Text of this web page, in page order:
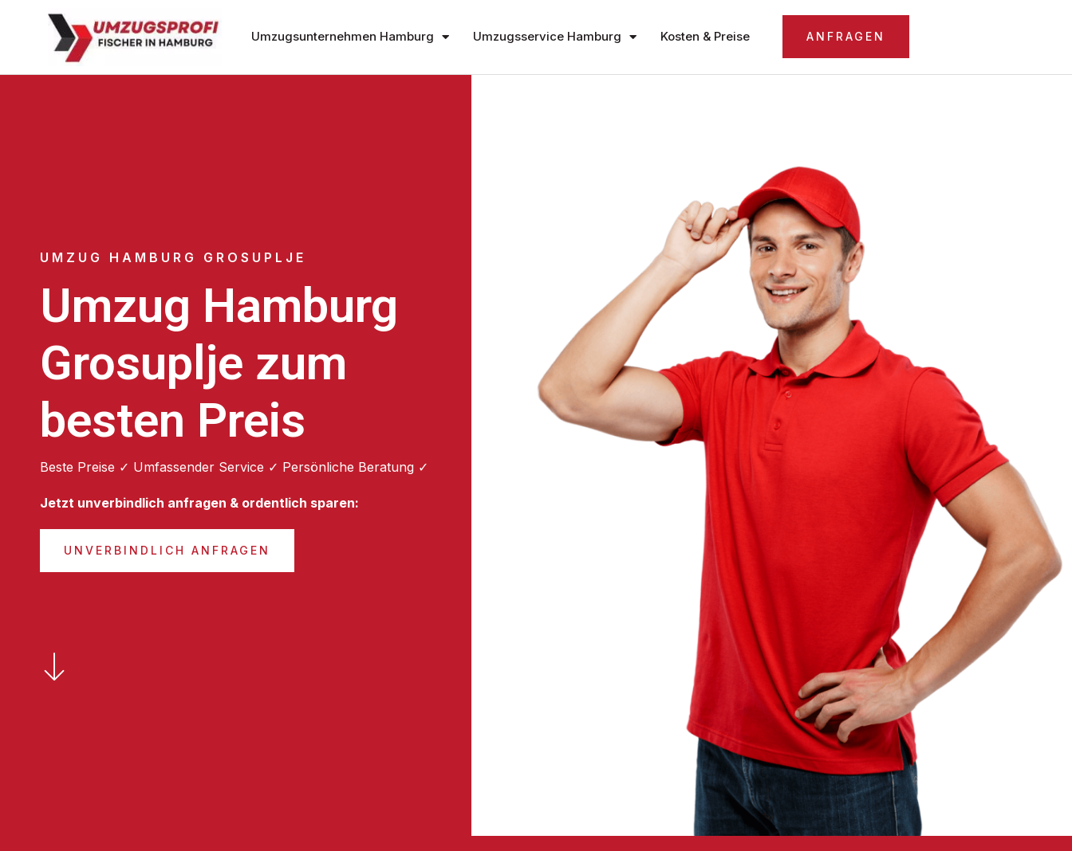
Umzugsunternehmen Hamburg Umzugsservice Hamburg Kosten & Preise ANFRAGEN
UMZUG HAMBURG GROSUPLJE
Umzug Hamburg
Grosuplje zum
besten Preis
Beste Preise ✓ Umfassender Service ✓ Persönliche Beratung ✓
Jetzt unverbindlich anfragen & ordentlich sparen:
UNVERBINDLICH ANFRAGEN